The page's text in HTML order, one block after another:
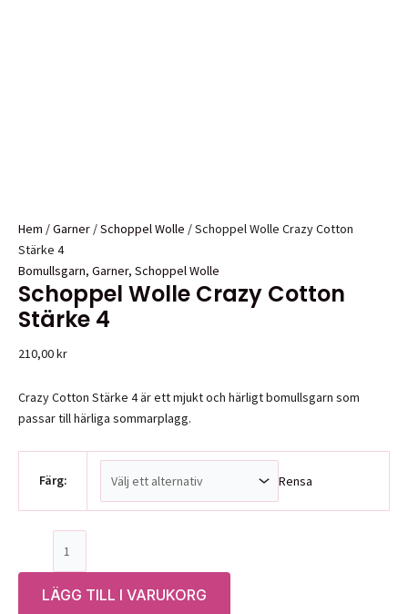
Hem /Garner /Schoppel Wolle / Schoppel Wolle Crazy Cotton
Stärke 4
Bomullsgarn, Garner, Schoppel Wolle
Schoppel Wolle Crazy Cotton
Stärke 4
210,00kr
Crazy Cotton Stärke 4 är ett mjukt och härligt bomullsgarn som
passar till härliga sommarplagg.
Färg: Rensa
CottonLÄGG TILL I VARUKORG